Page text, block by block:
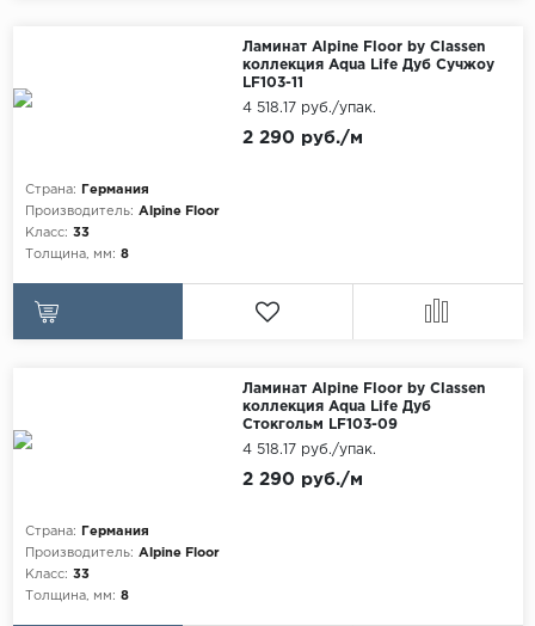
Kastamonu
Loc Floor
Maxwood
Pergo
Ламинат Alpine Floor by Classen
коллекция Aqua Life Дуб Сучжоу
LF103-11
Страна:
Германия
Производитель: Alpine Floor
Класс: 33
Толщина, мм: 8
2 290 руб./м
4 518.17 руб./упак.
Ламинат Alpine Floor by Classen
коллекция Aqua Life Дуб
Стокгольм LF103-09
Страна:
Германия
Производитель: Alpine Floor
Класс: 33
Толщина, мм: 8
2 290 руб./м
4 518.17 руб./упак.